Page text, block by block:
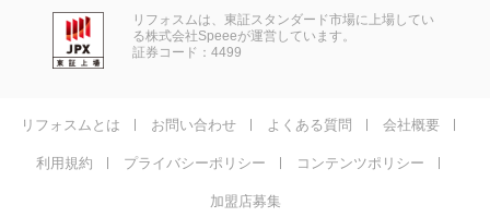
リフォスムは、東証スタンダード市場に上場してい
る株式会社Speeeが運営しています。
証券コード：4499
リフォスムとは お問い合わせ よくある質問 会社概要
利用規約 プライバシーポリシー コンテンツポリシー
加盟店募集